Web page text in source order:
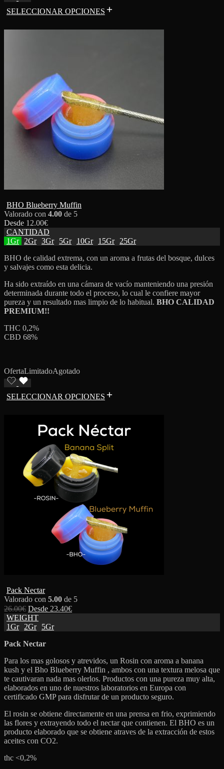
SELECCIONAR OPCIONES
BHO Blueberry Muffin
Valorado con 4.00 de 5
Desde 12.00€
CANTIDAD
1Gr
2Gr 3Gr 5Gr 10Gr 15Gr
25Gr
BHO de calidad extrema, con un aroma a frutas del bosque, dulces
y salvajes como esta delicia.
Ha sido extraído en una cámara de vacío manteniendo una presión
determinada durante todo el proceso, lo cual le confiere mayor
pureza y un resultado mas limpio de lo habitual. BHO CALIDAD
PREMIUM!!
THC 0,2%
CBD 68%
OfertaLimitadoAgotado
SELECCIONAR OPCIONES
Pack Nectar
Valorado con 5.00 de 5
26.00€ Desde 23.40€
WEIGHT
1Gr
2Gr
5Gr
Pack Nectar
Para los mas golosos y atrevidos, un Rosin con aroma a banana
kush y el Bho Blueberry Muffin , ambos con una textura melosa que
te cautivaran nada mas olerlos. Productos con una pureza muy alta,
elaborados en uno de nuestros laboratorios en Europa con
certificado GMP para disfrutar de un producto seguro.
El rosin se obtiene directamente en una prensa en frio, exprimiendo
las flores y extrayendo todo el nectar que contienen. El BHO es un
producto elaborado que se obtiene atraves de la extracción de estos
aceites con CO2.
thc <0,2%